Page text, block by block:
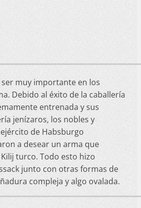
ser muy importante en los
Debido al éxito de la caballería
entrenada y sus
jenízaros, los nobles y
de Habsburgo
a desear un arma que
turco. Todo esto hizo
junto con otras formas de
compleja y algo ovalada.